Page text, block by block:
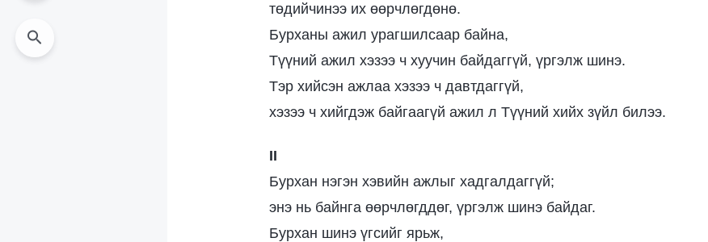
төдийчинээ их өөрчлөгдөнө.
Бурханы ажил урагшилсаар байна,
Түүний ажил хэзээ ч хуучин байдаггүй, үргэлж шинэ.
Тэр хийсэн ажлаа хэзээ ч давтдаггүй,
хэзээ ч хийгдэж байгаагүй ажил л Түүний хийх зүйл билээ.
II
Бурхан нэгэн хэвийн ажлыг хадгалдаггүй;
энэ нь байнга өөрчлөгддөг, үргэлж шинэ байдаг.
Бурхан шинэ үгсийг ярьж,